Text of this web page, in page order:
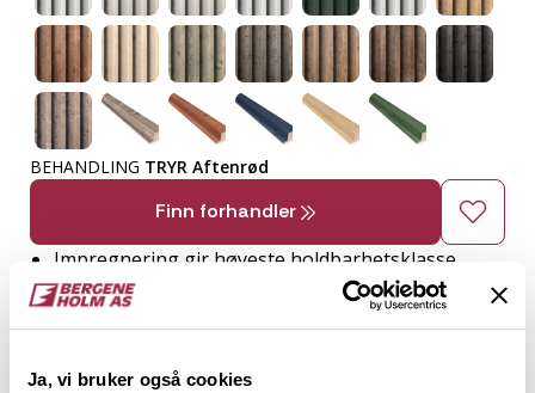
Ja, vi bruker også cookies
BEHANDLING TRYR Aftenrød
Finn forhandler
Impregnering gir høyeste holdbarhetsklasse
Ferdig behandlet og klar til bruk
Lite vedlikehold, etterbehandles om ønskelig
Beste beskyttelse i tøft vær